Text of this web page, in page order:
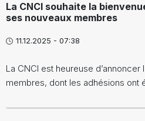
La CNCI souhaite la
ses nouveaux membres
11.12.2025 - 07:38
La CNCI est heureuse d’annoncer
membres, dont les adhésions ont